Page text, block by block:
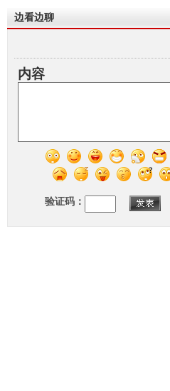
边看边聊
内容
验证码：